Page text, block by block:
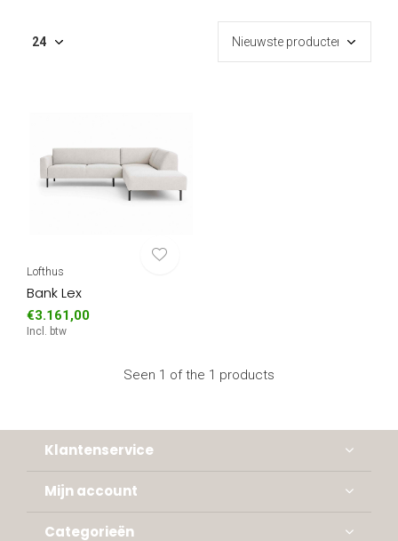
Lofthus
Bank Lex
€3.161,00
Incl. btw
Seen 1 of the 1 products
Klantenservice
Mijn account
Categorieën